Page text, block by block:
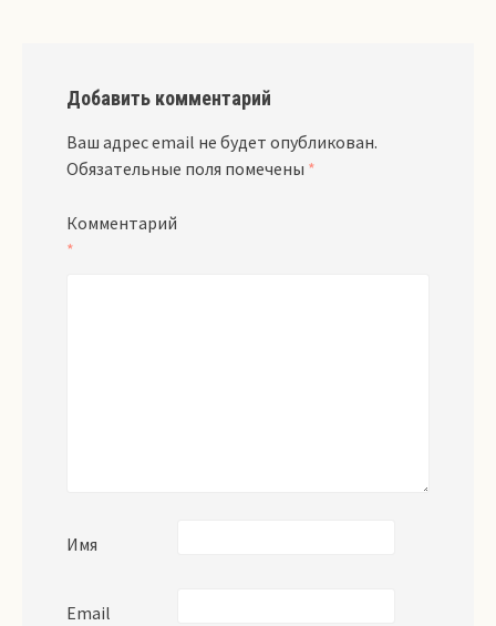
Добавить комментарий
Ваш адрес email не будет опубликован.
Обязательные поля помечены *
Комментарий
*
Имя
Email